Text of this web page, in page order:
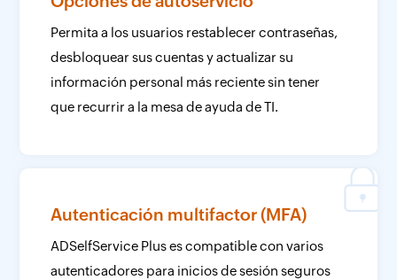
Permita a los usuarios restablecer contraseñas,
desbloquear sus cuentas y actualizar su
información personal más reciente sin tener
que recurrir a la mesa de ayuda de TI.
Autenticación multifactor (MFA)
ADSelfService Plus es compatible con varios
autenticadores para inicios de sesión seguros